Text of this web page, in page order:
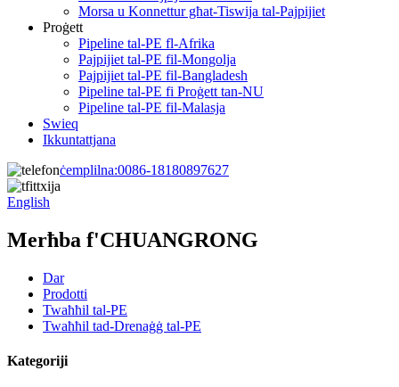
Morsa u Konnettur għat-Tiswija tal-Pajpijiet
Proġett
Pipeline tal-PE fl-Afrika
Pajpijiet tal-PE fil-Mongolja
Pajpijiet tal-PE fil-Bangladesh
Pipeline tal-PE fi Proġett tan-NU
Pipeline tal-PE fil-Malasja
Swieq
Ikkuntattjana
ċemplilna:0086-18180897627
English
Merħba f'CHUANGRONG
Dar
Prodotti
Twaħħil tal-PE
Twaħħil tad-Drenaġġ tal-PE
Kategoriji